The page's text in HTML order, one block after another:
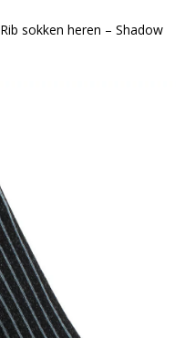
Rib sokken heren – Shadow